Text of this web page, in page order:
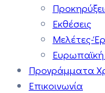
Εκθέσεις
Μελέτες-
Προγράμματα
Επικοινωνία